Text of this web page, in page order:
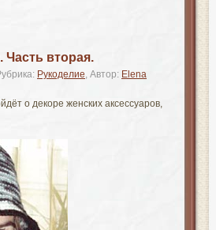
Часть вторая.
Рукоделие, Автор: Elena
о декоре женских аксессуаров,